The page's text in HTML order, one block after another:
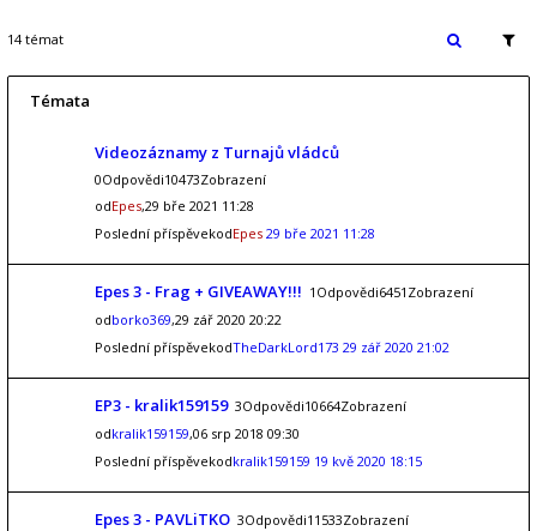
14 témat
Témata
Videozáznamy z Turnajů vládců
0Odpovědi10473Zobrazení
odEpes,29 bře 2021 11:28
Poslední příspěvekodEpes 29 bře 2021 11:28
Epes 3 - Frag + GIVEAWAY!!! 1Odpovědi6451Zobrazení
odborko369,29 zář 2020 20:22
Poslední příspěvekodTheDarkLord173 29 zář 2020 21:02
EP3 - kralik159159 3Odpovědi10664Zobrazení
odkralik159159,06 srp 2018 09:30
Poslední příspěvekodkralik159159 19 kvě 2020 18:15
Epes 3 - PAVLiTKO 3Odpovědi11533Zobrazení